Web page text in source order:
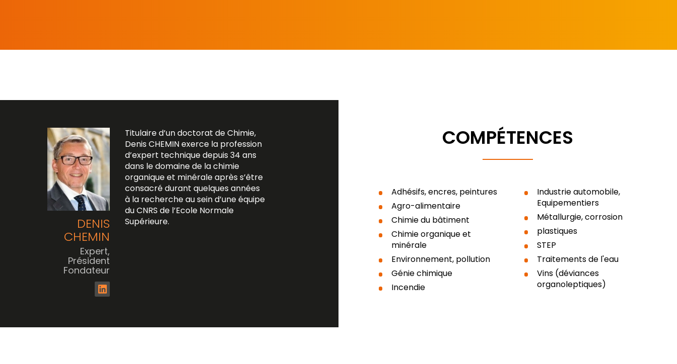
DENIS
CHEMIN
Expert,
Président
Fondateur
Titulaire d’un doctorat de Chimie,
Denis CHEMIN exerce la profession
d’expert technique depuis34 ans
dans le domaine de la chimie
organique et minérale après s’être
consacré durant quelques années
à la recherche au sein d’une équipe
du CNRS de l’Ecole Normale
Supérieure.
COMPÉTENCES
Adhésifs, encres, peintures
Agro-alimentaire
Chimie du bâtiment
Chimie organique et
minérale
Environnement, pollution
Génie chimique
Incendie
Industrie automobile,
Equipementiers
Métallurgie, corrosion
plastiques
STEP
Traitements de l'eau
Vins (déviances
organoleptiques)